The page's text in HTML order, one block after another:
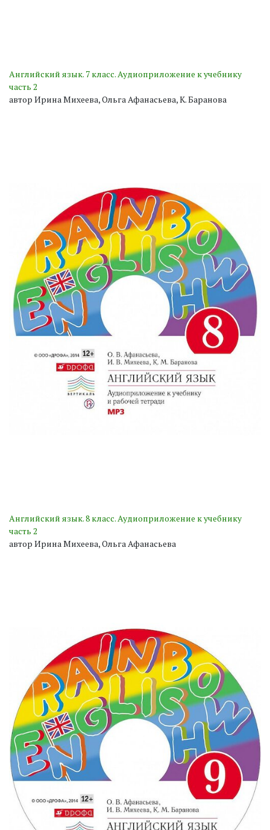
Английский язык. 7 класс. Аудиоприложение к учебнику
часть 2
автор Ирина Михеева, Ольга Афанасьева, К. Баранова
Английский язык. 8 класс. Аудиоприложение к учебнику
часть 2
автор Ирина Михеева, Ольга Афанасьева